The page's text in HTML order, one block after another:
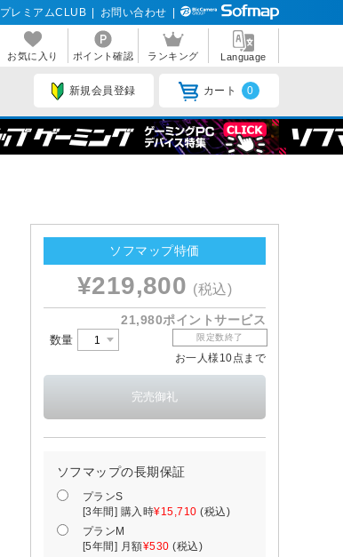
プレミアムCLUB お問い合わせ
お気に入り ポイント確認 ランキング Language
新規会員登録 カート 0
ソフマップ特価
¥219,800 (税込)
21,980ポイントサービス
数量 限定数終了
お一人様10点まで
ソフマップの長期保証
プランS
[3年間] 購入時¥15,710 (税込)
プランM
[5年間] 月額¥530 (税込)